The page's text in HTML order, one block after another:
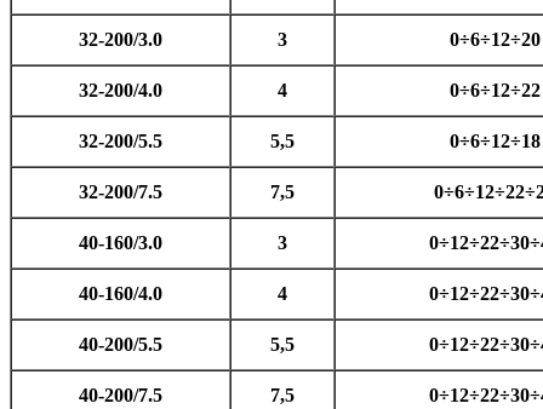
32-200/3.0 3 0÷6÷12÷20
32-200/4.0 4 0÷6÷12÷22
32-200/5.5 5,5 0÷6÷12÷18
32-200/7.5 7,5
40-160/3.0 3
40-160/4.0 4
40-200/5.5 5,5
40-200/7.5 7,5